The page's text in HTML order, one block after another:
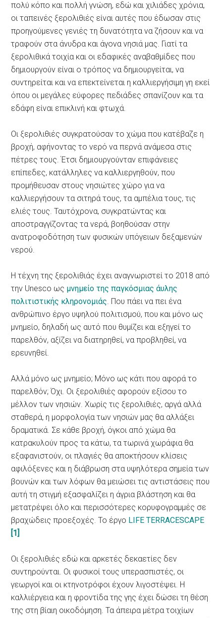
πολύ κόπο και πολλή γνώση, εδώ και χιλιάδες χρόνια,
οι ταπεινές ξερολιθιές είναι αυτές που έδωσαν στις
προηγούμενες γενιές τη δυνατότητα να ζήσουν και να
τραφούν στα άνυδρα και άγονα νησιά μας. Γιατί τα
ξερολιθικά τοιχία και οι εδαφικές αναβαθμίδες που
δημιουργούν είναι ο τρόπος να δημιουργείται, να
συντηρείται και να επεκτείνεται η καλλιεργήσιμη γη εκεί
όπου οι μεγάλες εύφορες πεδιάδες σπανίζουν και τα
εδάφη είναι επικλινή και φτωχά.
Οι ξερολιθιές συγκρατούσαν το χώμα που κατέβαζε η
βροχή, αφήνοντας το νερό να περνά ανάμεσα στις
πέτρες τους. Έτσι δημιουργούνταν επιφάνειες
επίπεδες, κατάλληλες να καλλιεργηθούν, που
προμήθευσαν στους νησιώτες χώρο για να
καλλιεργήσουν τα σιτηρά τους, τα αμπέλια τους, τις
ελιές τους. Ταυτόχρονα, συγκρατώντας και
αποστραγγίζοντας τα νερά, βοηθούσαν στην
ανατροφοδότηση των φυσικών υπόγειων δεξαμενών
νερού.
Η τέχνη της ξερολιθιάς έχει αναγνωριστεί το 2018 από
την Unesco ως μνημείο της παγκόσμιας άυλης
πολιτιστικής κληρονομιάς. Που πάει να πει ένα
ανθρώπινο έργο υψηλού πολιτισμού, που και μόνο ως
μνημείο, δηλαδή ως αυτό που θυμίζει και εξηγεί το
παρελθόν, αξίζει να διατηρηθεί, να προβληθεί, να
ερευνηθεί.
Αλλά μόνο ως μνημείο; Μόνο ως κάτι που αφορά το
παρελθόν; Όχι. Οι ξερολιθιές αφορούν εξίσου το
μέλλον των νησιών. Χωρίς τις ξερολιθιές, αργά αλλά
σταθερά, η μορφολογία των νησιών μας θα αλλάξει
δραματικά. Σε κάθε βροχή, όγκοι από χώμα θα
κατρακυλούν προς τα κάτω, τα τωρινά χωράφια θα
εξαφανιστούν, οι πλαγιές θα αποκτήσουν κλίσεις
αφιλόξενες και η διάβρωση στα υψηλότερα σημεία των
βουνών και των λόφων θα μειώσει τις αντιστάσεις που
αυτή τη στιγμή εξασφαλίζει η άγρια βλάστηση και θα
μετατρέψει όλο και περισσότερες κορυφογραμμές σε
βραχώδεις προεξοχές. Το έργο LIFE TERRACESCAPE
[1]
Οι ξερολιθιές εδώ και αρκετές δεκαετίες δεν
συντηρούνται. Οι φυσικοί τους υπερασπιστές, οι
γεωργοί και οι κτηνοτρόφοι έχουν λιγοστέψει. Η
καλλιέργεια και η φροντίδα της γης έχει δώσει τη θέση
της στη βίαιη οικοδόμηση. Τα άπειρα μέτρα τοιχίων